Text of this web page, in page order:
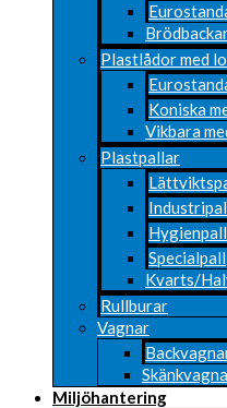
Plastlådor med
Koniska
Vikbara
Plastpallar
Hygienpall
Specialpall
Kvarts/
Rullburar
Vagnar
Miljöhantering